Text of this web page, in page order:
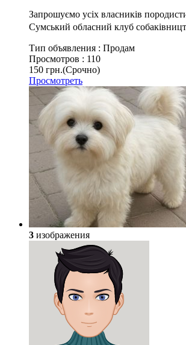
Запрошуємо усіх власників
Сумський обласний клуб
Тип объявления : Продам
Просмотров : 110
150 грн.(Срочно)
Просмотреть
3 изображения